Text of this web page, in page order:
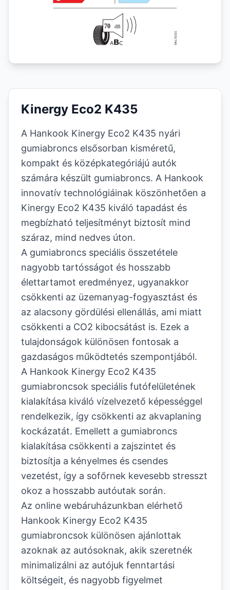
Kinergy Eco2 K435
A Hankook Kinergy Eco2 K435 nyári
gumiabroncs elsősorban kisméretű,
kompakt és középkategóriájú autók
számára készült gumiabroncs. A Hankook
innovatív technológiáinak köszönhetően a
Kinergy Eco2 K435 kiváló tapadást és
megbízható teljesítményt biztosít mind
száraz, mind nedves úton.
A gumiabroncs speciális összetétele
nagyobb tartósságot és hosszabb
élettartamot eredményez, ugyanakkor
csökkenti az üzemanyag-fogyasztást és
az alacsony gördülési ellenállás, ami miatt
csökkenti a CO2 kibocsátást is. Ezek a
tulajdonságok különösen fontosak a
gazdaságos működtetés szempontjából.
A Hankook Kinergy Eco2 K435
gumiabroncsok speciális futófelületének
kialakítása kiváló vízelvezető képességgel
rendelkezik, így csökkenti az akvaplaning
kockázatát. Emellett a gumiabroncs
kialakítása csökkenti a zajszintet és
biztosítja a kényelmes és csendes
vezetést, így a sofőrnek kevesebb stresszt
okoz a hosszabb autóutak során.
Az online webáruházunkban elérhető
Hankook Kinergy Eco2 K435
gumiabroncsok különösen ajánlottak
azoknak az autósoknak, akik szeretnék
minimalizálni az autójuk fenntartási
költségeit, és nagyobb figyelmet